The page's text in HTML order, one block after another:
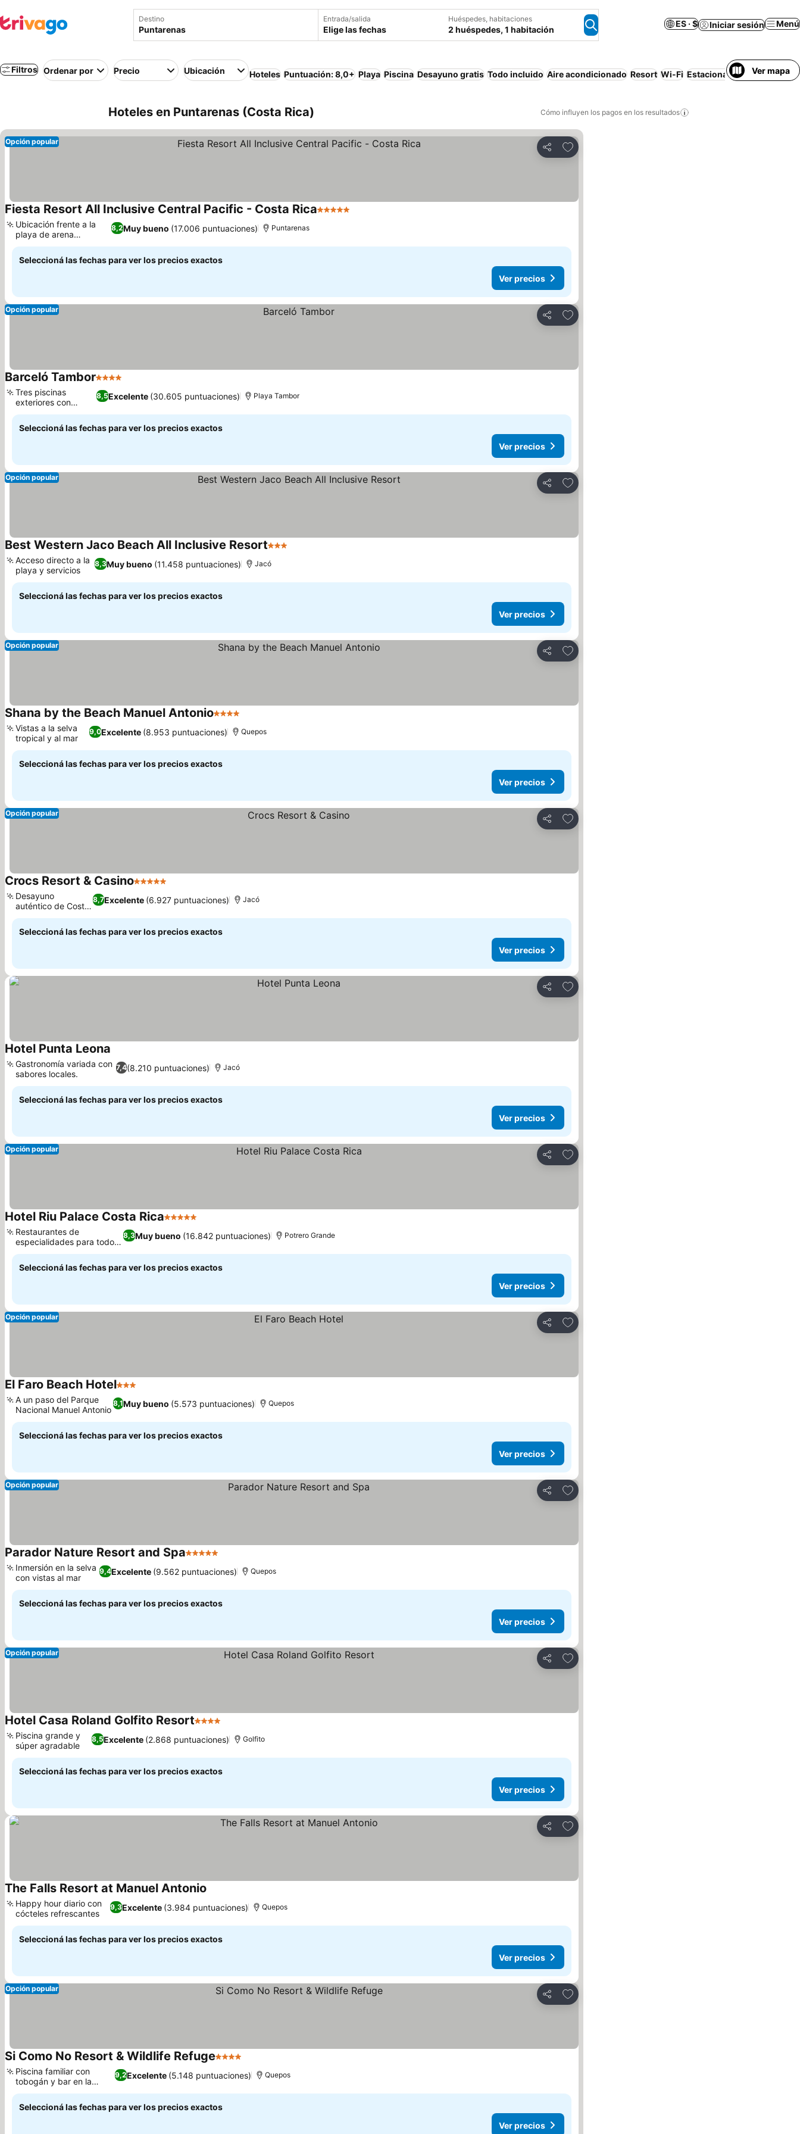
Destino Entrada/salida
Elige las fechas
Huéspedes, habitaciones
2 huéspedes, 1 habitación
ES · $ Iniciar sesión Menú
Filtros Ordenar por Precio Ubicación Hoteles Puntuación: 8,0+ Playa Piscina Desayuno gratis Todo incluido Aire acondicionado Resort Wi-Fi EstacionamientoVer mapa
Hoteles en Puntarenas (Costa Rica) Cómo influyen los pagos en los resultados
Compartir
Añadir a favoritos
Opción popular
Fiesta Resort All Inclusive Central Pacific - Costa Rica5 Estrellas
8,2Muy bueno (17.006 puntuaciones)
Ubicación frente a la
playa de arena
volcánica
Puntarenas
Seleccioná las fechas para ver los precios exactos
Ver precios
Compartir
Añadir a favoritos
Opción popular
Barceló Tambor4 Estrellas
8,5Excelente (30.605 puntuaciones)
Tres piscinas
exteriores con
cascada
Playa Tambor
Seleccioná las fechas para ver los precios exactos
Ver precios
Compartir
Añadir a favoritos
Opción popular
Best Western Jaco Beach All Inclusive Resort3 Estrellas
8,3Muy bueno (11.458 puntuaciones)
Acceso directo a la
playa y servicios
Jacó
Seleccioná las fechas para ver los precios exactos
Ver precios
Compartir
Añadir a favoritos
Opción popular
Shana by the Beach Manuel Antonio4 Estrellas
9,0Excelente (8.953 puntuaciones)
Vistas a la selva
tropical y al mar
Quepos
Seleccioná las fechas para ver los precios exactos
Ver precios
Compartir
Añadir a favoritos
Opción popular
Crocs Resort & Casino5 Estrellas
8,7Excelente (6.927 puntuaciones)
Desayuno
auténtico de Costa
Rica
Jacó
Seleccioná las fechas para ver los precios exactos
Ver precios
Compartir
Añadir a favoritos
Hotel Punta Leona
7,4(8.210 puntuaciones)
Gastronomía variada con
sabores locales.
Jacó
Seleccioná las fechas para ver los precios exactos
Ver precios
Compartir
Añadir a favoritos
Opción popular
Hotel Riu Palace Costa Rica5 Estrellas
8,3Muy bueno (16.842 puntuaciones)
Restaurantes de
especialidades para todos
los gustos
Potrero Grande
Seleccioná las fechas para ver los precios exactos
Ver precios
Compartir
Añadir a favoritos
Opción popular
El Faro Beach Hotel3 Estrellas
8,1Muy bueno (5.573 puntuaciones)
A un paso del Parque
Nacional Manuel Antonio
Quepos
Seleccioná las fechas para ver los precios exactos
Ver precios
Compartir
Añadir a favoritos
Opción popular
Parador Nature Resort and Spa5 Estrellas
9,4Excelente (9.562 puntuaciones)
Inmersión en la selva
con vistas al mar
Quepos
Seleccioná las fechas para ver los precios exactos
Ver precios
Compartir
Añadir a favoritos
Opción popular
Hotel Casa Roland Golfito Resort4 Estrellas
8,5Excelente (2.868 puntuaciones)
Piscina grande y
súper agradable
Golfito
Seleccioná las fechas para ver los precios exactos
Ver precios
Compartir
Añadir a favoritos
The Falls Resort at Manuel Antonio
9,3Excelente (3.984 puntuaciones)
Happy hour diario con
cócteles refrescantes
Quepos
Seleccioná las fechas para ver los precios exactos
Ver precios
Compartir
Añadir a favoritos
Opción popular
Si Como No Resort & Wildlife Refuge4 Estrellas
9,2Excelente (5.148 puntuaciones)
Piscina familiar con
tobogán y bar en la
piscina
Quepos
Seleccioná las fechas para ver los precios exactos
Ver precios